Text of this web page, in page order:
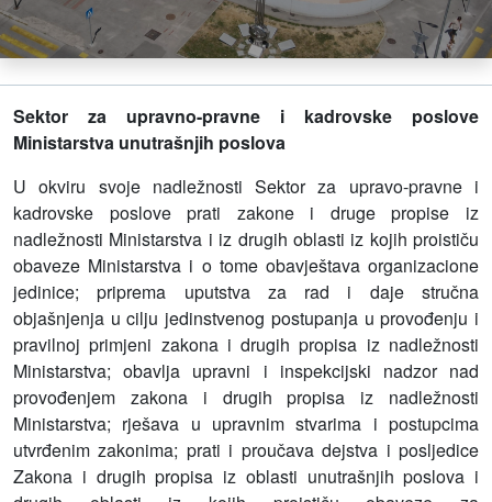
Sektor za upravno-pravne i kadrovske poslove
Ministarstva unutrašnjih poslova
U okviru svoje nadležnosti Sektor za upravo-pravne i
kadrovske poslove
prati zakone i druge propise iz
nadležnosti Ministarstva i iz drugih oblasti iz kojih proističu
obaveze Ministarstva i o tome obavještava organizacione
jedinice;priprema uputstva za rad i daje stručna
objašnjenja u cilju jedinstvenog postupanja u provođenju i
pravilnoj primjeni zakona i drugih propisa iz nadležnosti
Ministarstva;obavlja upravni i inspekcijski nadzor nad
provođenjem zakona i drugih propisa iz nadležnosti
Ministarstva; rješava u upravnim stvarima i postupcima
utvrđenim zakonima; prati i proučava dejstva i posljedice
Zakona i drugih propisa iz oblasti unutrašnjih poslova i